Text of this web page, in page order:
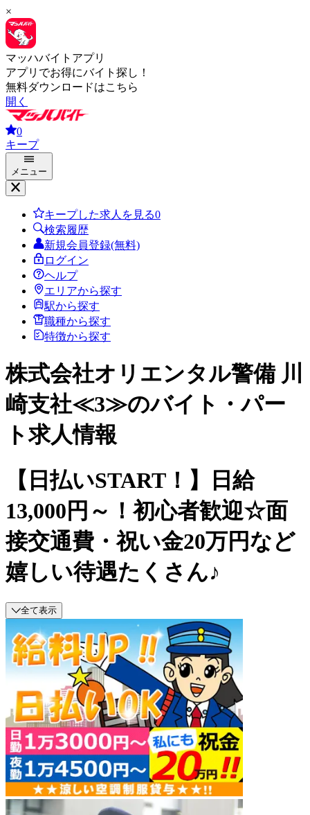
×
マッハバイトアプリ
アプリでお得にバイト探し！
無料ダウンロードはこちら
開く
0
キープ
メニュー
キープした求人を見る0
検索履歴
新規会員登録(無料)
ログイン
ヘルプ
エリアから探す
駅から探す
職種から探す
特徴から探す
株式会社オリエンタル警備 川
崎支社≪3≫のバイト・パー
ト求人情報
【日払いSTART！】日給
13,000円～！初心者歓迎☆面
接交通費・祝い金20万円など
嬉しい待遇たくさん♪
全て表示